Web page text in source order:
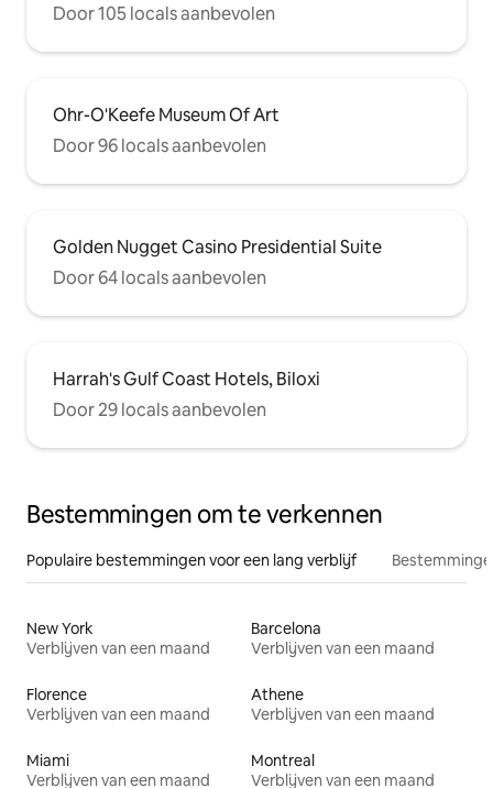
Door 105 locals aanbevolen
Ohr-O'Keefe Museum Of Art
Door 96 locals aanbevolen
Golden Nugget Casino Presidential Suite
Door 64 locals aanbevolen
Harrah's Gulf Coast Hotels, Biloxi
Door 29 locals aanbevolen
Bestemmingen om te verkennen
Populaire bestemmingen voor een lang verblijf
New York
Verblijven van een maand
Barcelona
Verblijven van een maand
Florence
Verblijven van een maand
Athene
Verblijven van een maand
Miami
Verblijven van een maand
Montreal
Verblijven van een maand